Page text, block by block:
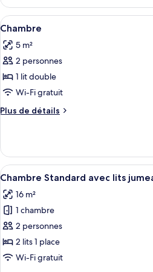
Room
le
type
de
Unique
Room
Afficher
toutes
les
photos
pour
ce
type
de
Chambre
4
Chambre
5 m²
2 personnes
1 lit double
Wi-Fi gratuit
Plus de détails
Plus
le
type
de
Chambre
Afficher
toutes
les
photos
pour
ce
type
4
Chambre Standard avec lits
16 m²
1 chambre
2 personnes
2 lits 1 place
Wi-Fi gratuit